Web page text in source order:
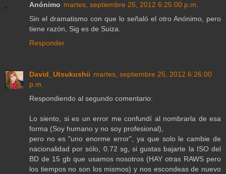
Anónimo martes, septiembre 25, 2012 6:25:00 p.m.
Sin el dramatismo con que lo señaló el otro Anónimo, pero
tiene razón, Sig es de Suiza.
Responder
David_Utsukushii martes, septiembre 25, 2012 6:26:00
p.m.
Respondiendo al segundo comentario:
Lo siento, si es un error me confundí al nombrarla de esa
forma (Soy humano y no soy profesional),
pero no es "uno enorme error", ya que solo le cambie de
nacionalidad por sólo, 0.72 sg, si gustas bajarte la ISO del
BD de 15 gb que usamos nosotros (HAY otras RAWS pero
los tiempos no son los mismos) y nos escondeas de nuevo